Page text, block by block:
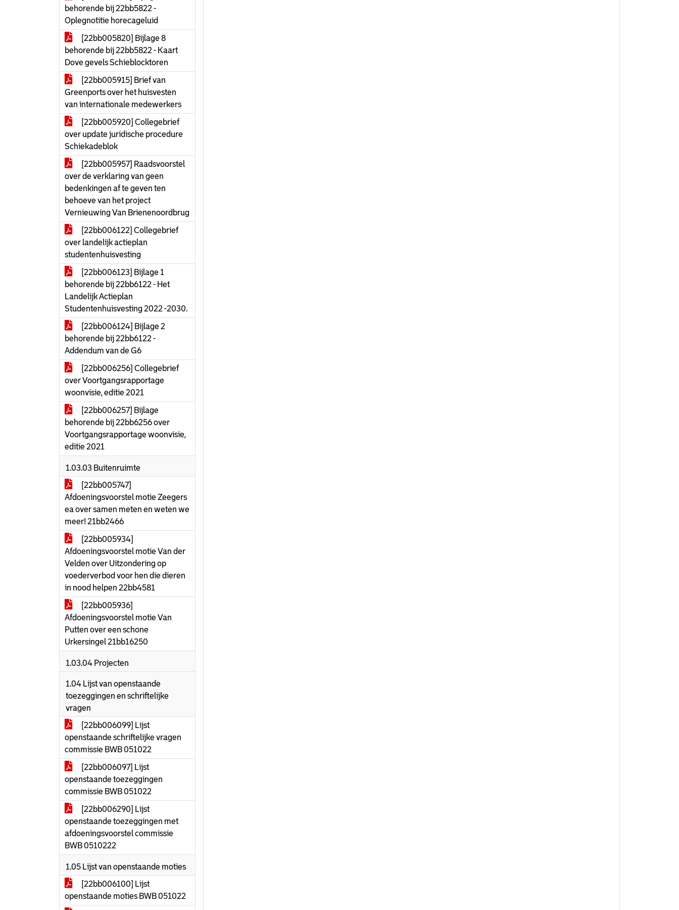
behorende bij 22bb5822 -
Oplegnotitie horecageluid
[22bb005820] Bijlage 8
behorende bij 22bb5822 - Kaart
Dove gevels Schieblocktoren
[22bb005915] Brief van
Greenports over het huisvesten
van internationale medewerkers
[22bb005920] Collegebrief
over update juridische procedure
Schiekadeblok
[22bb005957] Raadsvoorstel
over de verklaring van geen
bedenkingen af te geven ten
behoeve van het project
Vernieuwing Van Brienenoordbrug
[22bb006122] Collegebrief
over landelijk actieplan
studentenhuisvesting
[22bb006123] Bijlage 1
behorende bij 22bb6122 - Het
Landelijk Actieplan
Studentenhuisvesting 2022 -2030.
[22bb006124] Bijlage 2
behorende bij 22bb6122 -
Addendum van de G6
[22bb006256] Collegebrief
over Voortgangsrapportage
woonvisie, editie 2021
[22bb006257] Bijlage
behorende bij 22bb6256 over
Voortgangsrapportage woonvisie,
editie 2021
1.03.03 Buitenruimte
[22bb005747]
Afdoeningsvoorstel motie Zeegers
ea over samen meten en weten we
meer! 21bb2466
[22bb005934]
Afdoeningsvoorstel motie Van der
Velden over Uitzondering op
voederverbod voor hen die dieren
in nood helpen 22bb4581
[22bb005936]
Afdoeningsvoorstel motie Van
Putten over een schone
Urkersingel 21bb16250
1.03.04 Projecten
1.04 Lijst van openstaande
toezeggingen en schriftelijke
vragen
[22bb006099] Lijst
openstaande schriftelijke vragen
commissie BWB 051022
[22bb006097] Lijst
openstaande toezeggingen
commissie BWB 051022
[22bb006290] Lijst
openstaande toezeggingen met
afdoeningsvoorstel commissie
BWB 0510222
1.05 Lijst van openstaande moties
[22bb006100] Lijst
openstaande moties BWB 051022